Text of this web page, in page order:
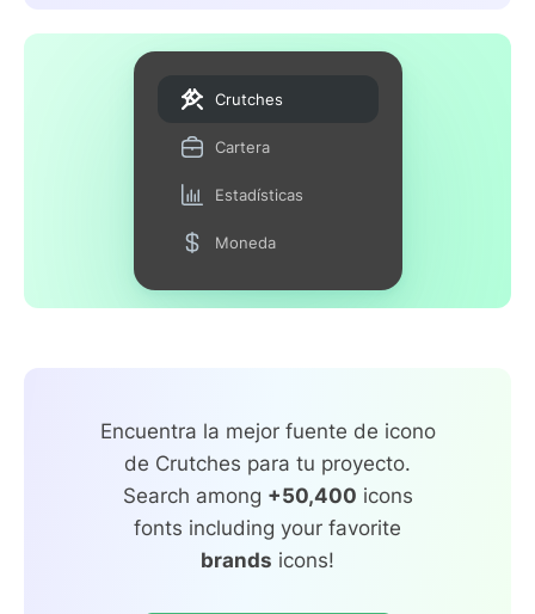
Crutches
Cartera
Estadísticas
Moneda
Encuentra la mejor fuente de icono
de Crutches para tu proyecto.
Search among +50,400 icons
fonts including your favorite
brands icons!